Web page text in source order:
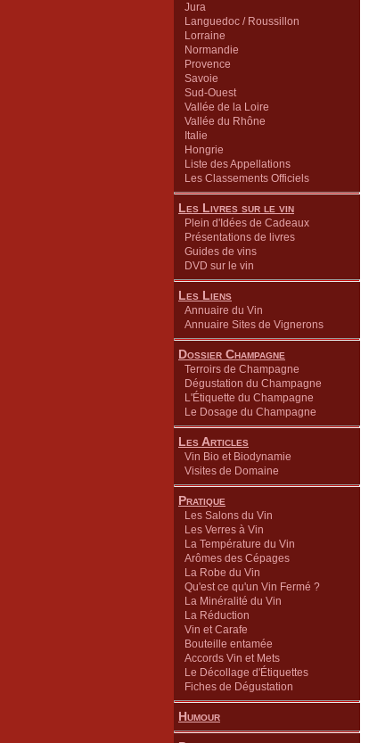
Jura
Languedoc / Roussillon
Lorraine
Normandie
Provence
Savoie
Sud-Ouest
Vallée de la Loire
Vallée du Rhône
Italie
Hongrie
Liste des Appellations
Les Classements Officiels
Les Livres sur le vin
Plein d'Idées de Cadeaux
Présentations de livres
Guides de vins
DVD sur le vin
Les Liens
Annuaire du Vin
Annuaire Sites de Vignerons
Dossier Champagne
Terroirs de Champagne
Dégustation du Champagne
L'Étiquette du Champagne
Le Dosage du Champagne
Les Articles
Vin Bio et Biodynamie
Visites de Domaine
Pratique
Les Salons du Vin
Les Verres à Vin
La Température du Vin
Arômes des Cépages
La Robe du Vin
Qu'est ce qu'un Vin Fermé ?
La Minéralité du Vin
La Réduction
Vin et Carafe
Bouteille entamée
Accords Vin et Mets
Le Décollage d'Étiquettes
Fiches de Dégustation
Humour